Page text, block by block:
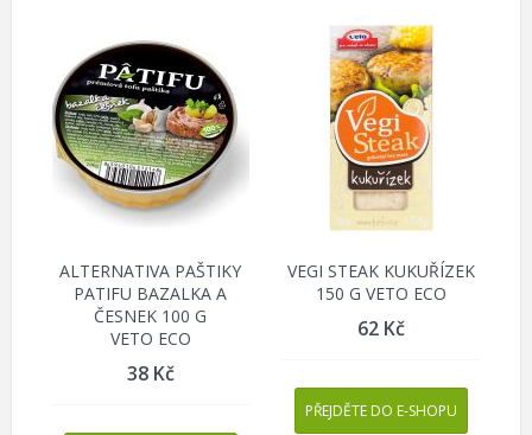
ALTERNATIVA PAŠTIKY
PATIFU BAZALKA A
ČESNEK 100 G
VETO ECO
38 Kč
VEGI STEAK KUKUŘÍZEK
150 G VETO ECO
62 Kč
PŘEJDĚTE DO E-SHOPU